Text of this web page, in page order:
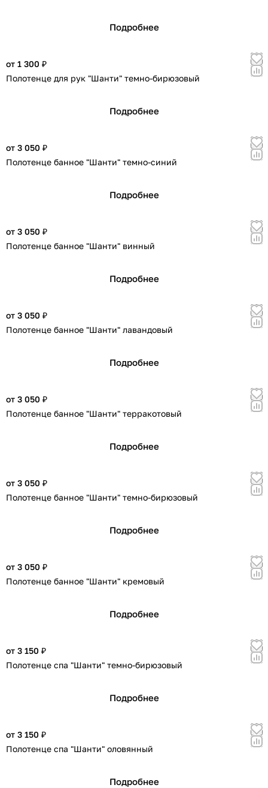
Подробнее
от 1 300 ₽
Полотенце для рук "Шанти" темно-бирюзовый
Подробнее
от 3 050 ₽
Полотенце банное "Шанти" темно-синий
Подробнее
от 3 050 ₽
Полотенце банное "Шанти" винный
Подробнее
от 3 050 ₽
Полотенце банное "Шанти" лавандовый
Подробнее
от 3 050 ₽
Полотенце банное "Шанти" терракотовый
Подробнее
от 3 050 ₽
Полотенце банное "Шанти" темно-бирюзовый
Подробнее
от 3 050 ₽
Полотенце банное "Шанти" кремовый
Подробнее
от 3 150 ₽
Полотенце спа "Шанти" темно-бирюзовый
Подробнее
от 3 150 ₽
Полотенце спа "Шанти" оловянный
Подробнее